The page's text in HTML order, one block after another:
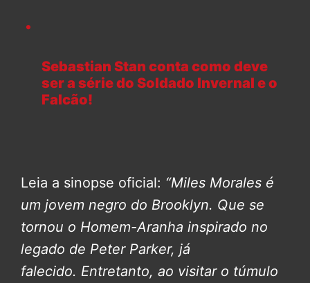
Sebastian Stan conta como deve
ser a série do Soldado Invernal e o
Falcão!
Leia a sinopse oficial: “Miles Morales é
um jovem negro do Brooklyn. Que se
tornou o Homem-Aranha inspirado no
legado de Peter Parker, já
falecido. Entretanto, ao visitar o túmulo